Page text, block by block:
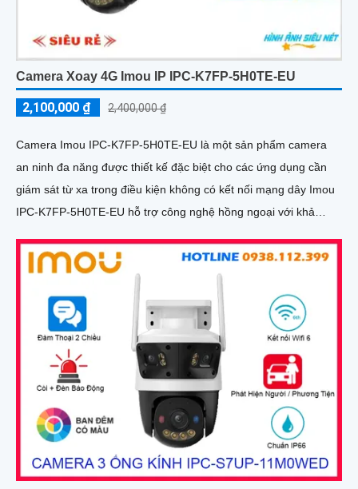
Camera Xoay 4G Imou IP IPC-K7FP-5H0TE-EU
2,100,000 ₫ 2,400,000 ₫
Camera Imou IPC-K7FP-5H0TE-EU là một sản phẩm camera
an ninh đa năng được thiết kế đặc biệt cho các ứng dụng cần
giám sát từ xa trong điều kiện không có kết nối mạng dây Imou
IPC-K7FP-5H0TE-EU hỗ trợ công nghệ hồng ngoại với khả